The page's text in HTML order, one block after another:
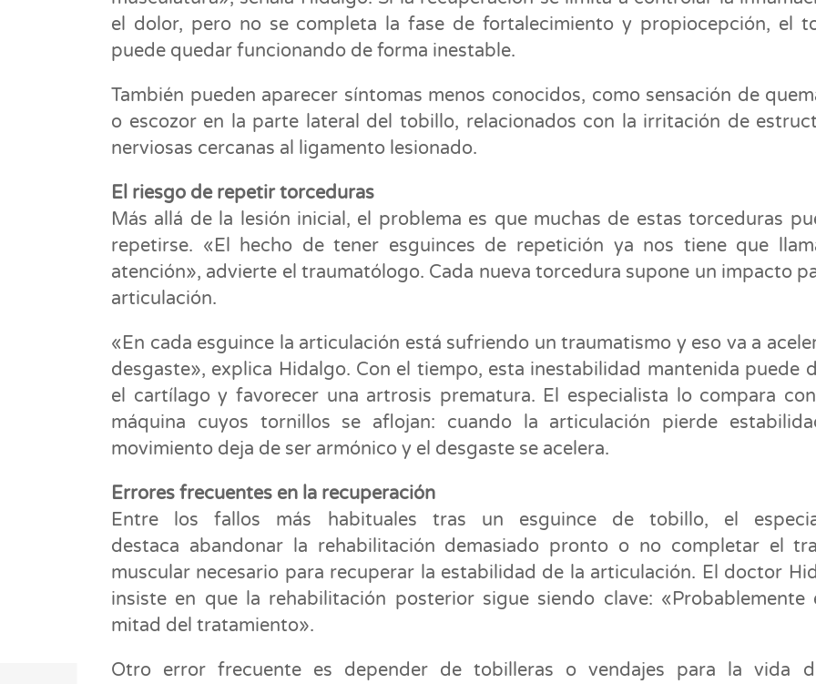
el dolor, pero no se completa la fase de fortalecimiento y propiocepción, el
puede quedar funcionando de forma inestable.
También pueden aparecer síntomas menos conocidos, como sensación de
o escozor en la parte lateral del tobillo, relacionados con la irritación de
nerviosas cercanas al ligamento lesionado.
El riesgo de repetir torceduras
Más allá de la lesión inicial, el problema es que muchas de estas torceduras
repetirse. «El hecho de tener esguinces de repetición ya nos tiene que
atención», advierte el traumatólogo. Cada nueva torcedura supone un impacto
articulación.
«En cada esguince la articulación está sufriendo un traumatismo y eso va a
desgaste», explica Hidalgo. Con el tiempo, esta inestabilidad mantenida puede
el cartílago y favorecer una artrosis prematura. El especialista lo compara
máquina cuyos tornillos se aflojan: cuando la articulación pierde
movimiento deja de ser armónico y el desgaste se acelera.
Errores frecuentes en la recuperación
Entre los fallos más habituales tras un esguince de tobillo, el
destaca abandonar la rehabilitación demasiado pronto o no completar el
muscular necesario para recuperar la estabilidad de la articulación. El doctor
insiste en que la rehabilitación posterior sigue siendo clave: «Probablemente
mitad del tratamiento».
Otro error frecuente es depender de tobilleras o vendajes para la vida